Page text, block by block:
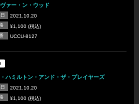
ァー・ン・ウッド
2021.10.20
¥1,100 (税込)
UCCU-8127
ハミルトン・アンド・ザ・プレイヤーズ
2021.10.20
¥1,100 (税込)